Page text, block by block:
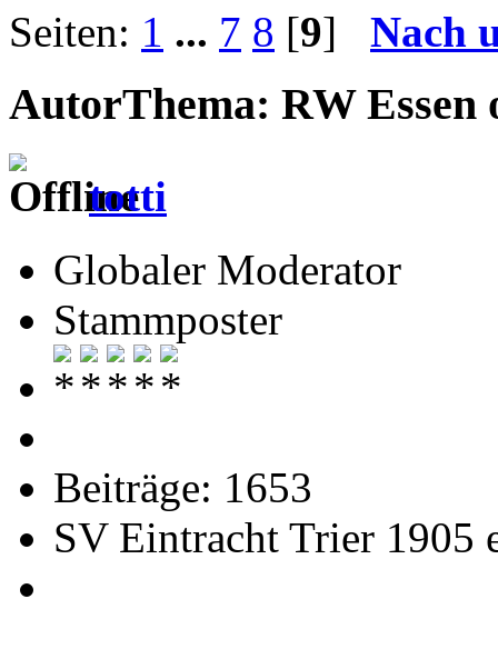
Seiten: 1 ... 7 8 [9] Nach
AutorThema: RW Essen
totti
Globaler Moderator
Stammposter
Beiträge: 1653
SV Eintracht Trier 1905